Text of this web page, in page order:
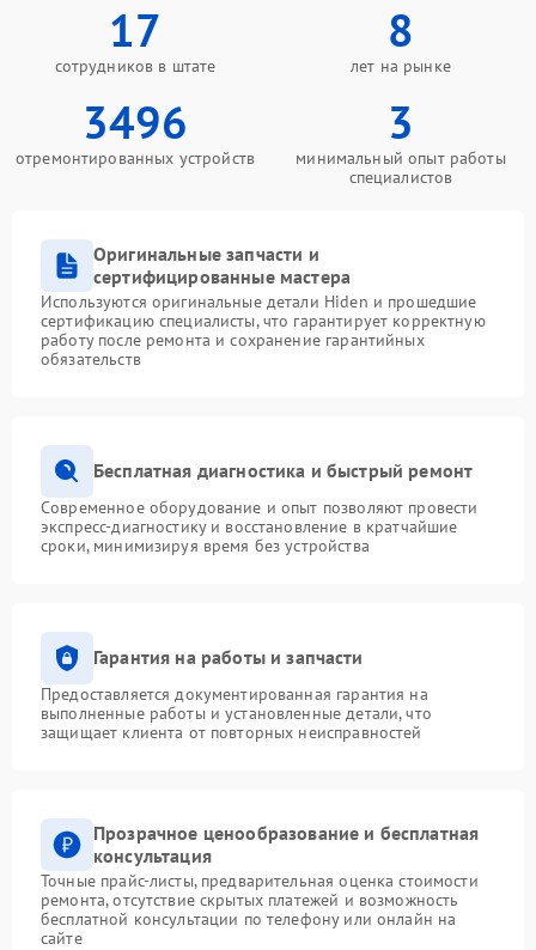
17
сотрудников в штате
8
лет на рынке
3496
отремонтированных устройств
3
минимальный опыт работы
специалистов
Оригинальные запчасти и
сертифицированные мастера
Используются оригинальные детали Hiden и прошедшие
сертификацию специалисты, что гарантирует корректную
работу после ремонта и сохранение гарантийных
обязательств
Бесплатная диагностика и быстрый ремонт
Современное оборудование и опыт позволяют провести
экспресс-диагностику и восстановление в кратчайшие
сроки, минимизируя время без устройства
Гарантия на работы и запчасти
Предоставляется документированная гарантия на
выполненные работы и установленные детали, что
защищает клиента от повторных неисправностей
Прозрачное ценообразование и бесплатная
консультация
Точные прайс-листы, предварительная оценка стоимости
ремонта, отсутствие скрытых платежей и возможность
бесплатной консультации по телефону или онлайн на
сайте